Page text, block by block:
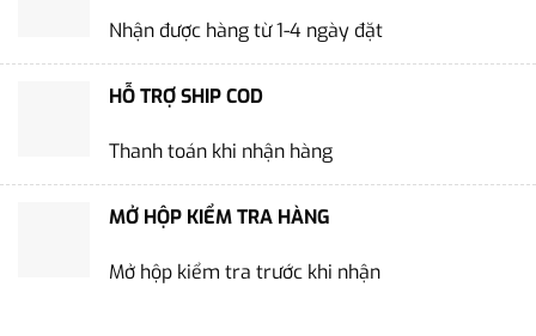
Nhận được hàng từ 1-4 ngày đặt
HỖ TRỢ SHIP COD
Thanh toán khi nhận hàng
MỞ HỘP KIỂM TRA HÀNG
Mở hộp kiểm tra trước khi nhận